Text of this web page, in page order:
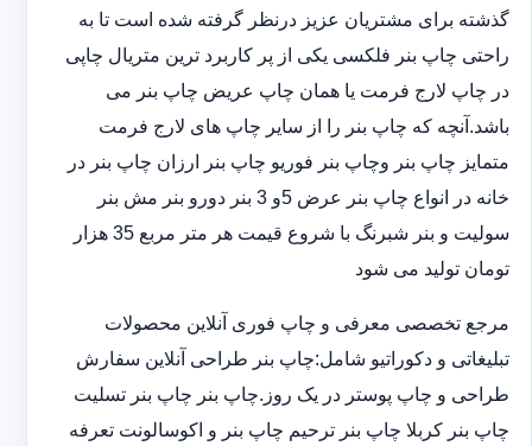
گذشته برای مشتریان عزیز درنظر گرفته شده است تا به
راحتی چاپ بنر فلکسی یکی از پر کاربرد ترین متریال چاپی
در چاپ لارج فرمت یا همان چاپ عریض چاپ بنر می
باشد.آنچه که چاپ بنر را از سایر چاپ های لارج فرمت
متمایز چاپ بنر وچاپ بنر فوریو چاپ بنر ارزان چاپ بنر در
خانه در انواع چاپ بنر عرض 5و 3 بنر دورو بنر مش بنر
سولیت و بنر شبرنگ با شروع قیمت هر متر مربع 35 هزار
تومان تولید می شود
مرجع تخصصی معرفی و چاپ فوری آنلاین محصولات
تبلیغاتی و دکوراتیو شامل:چاپ بنر طراحی آنلاین سفارش
طراحی و چاپ پوستر در یک روز.چاپ بنر چاپ بنر تسلیت
چاپ بنر کربلا چاپ بنر ترحیم چاپ بنر و اکوسالونت تعرفه